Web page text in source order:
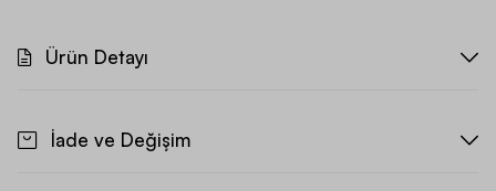
Ürün Detayı
İade ve Değişim